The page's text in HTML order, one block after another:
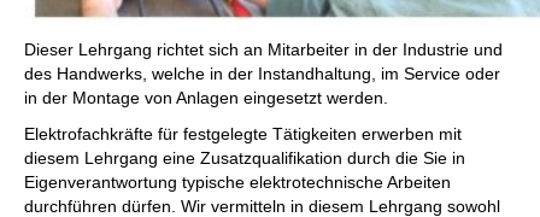
Dieser Lehrgang richtet sich an Mitarbeiter in der Industrie und
des Handwerks, welche in der Instandhaltung, im Service oder
in der Montage von Anlagen eingesetzt werden.
Elektrofachkräfte für festgelegte Tätigkeiten erwerben mit
diesem Lehrgang eine Zusatzqualifikation durch die Sie in
Eigenverantwortung typische elektrotechnische Arbeiten
durchführen dürfen. Wir vermitteln in diesem Lehrgang sowohl